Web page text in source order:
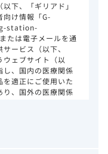
下、「ギリアド」
向け情報「G-
station-
たは電子メールを通
ービス（以下、
ウェブサイト（以
し、国内の医療関係
適正にご使用いた
り、国外の医療関係
合のみご利用くだ